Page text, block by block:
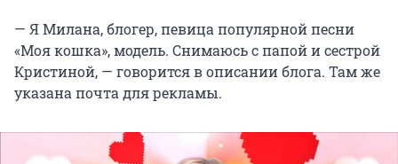
— Я Милана, блогер, певица популярной песни
«Моя кошка», модель. Снимаюсь с папой и сестрой
Кристиной, — говорится в описании блога. Там же
указана почта для рекламы.